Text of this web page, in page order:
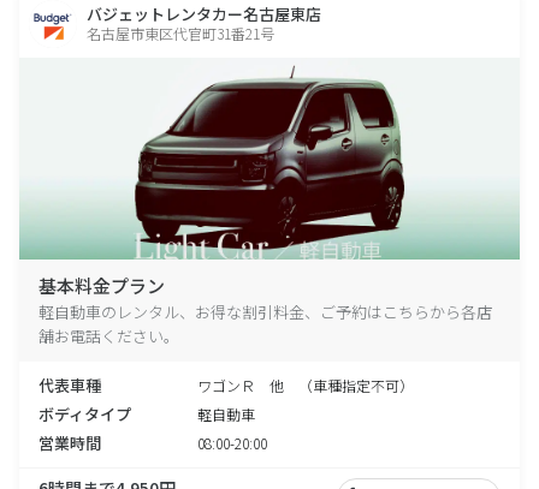
バジェットレンタカー名古屋東店
名古屋市東区代官町31番21号
基本料金プラン
軽自動車のレンタル、お得な割引料金、ご予約はこちらから各店
舗お電話ください。
代表車種 ワゴンＲ 他 （車種指定不可）
ボディタイプ 軽自動車
営業時間 08:00-20:00